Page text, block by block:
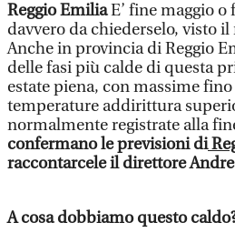
Reggio EmiliaE’ fine maggio o
davvero da chiederselo, visto
Anche in provincia di Reggio
delle fasi più calde di questa
estate piena, con massime
temperature addirittura
normalmente registrate alla
confermano le previsioni di
raccontarcele il direttore
A cosa dobbiamo questo